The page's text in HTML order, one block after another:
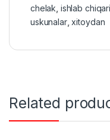
chelak ishlab
uskunalar,xitoydan
Related